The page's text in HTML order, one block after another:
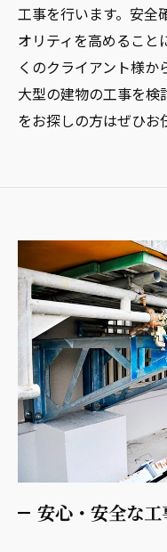
工事を行います。安全
オリティを高めること
くのクライアント様か
大型の建物の工事を検
をお探しの方はぜひお
安心・安全な